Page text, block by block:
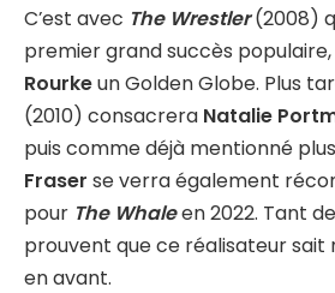
C’est avec The Wrestler(2008)
premier grand succès
Rourkeun Golden Globe. Plus
(2010) consacrera Natalie
puis comme déjà mentionné
Fraser se verra également
pour The Whaleen 2022. Tant
prouvent que ce réalisateur
en avant.